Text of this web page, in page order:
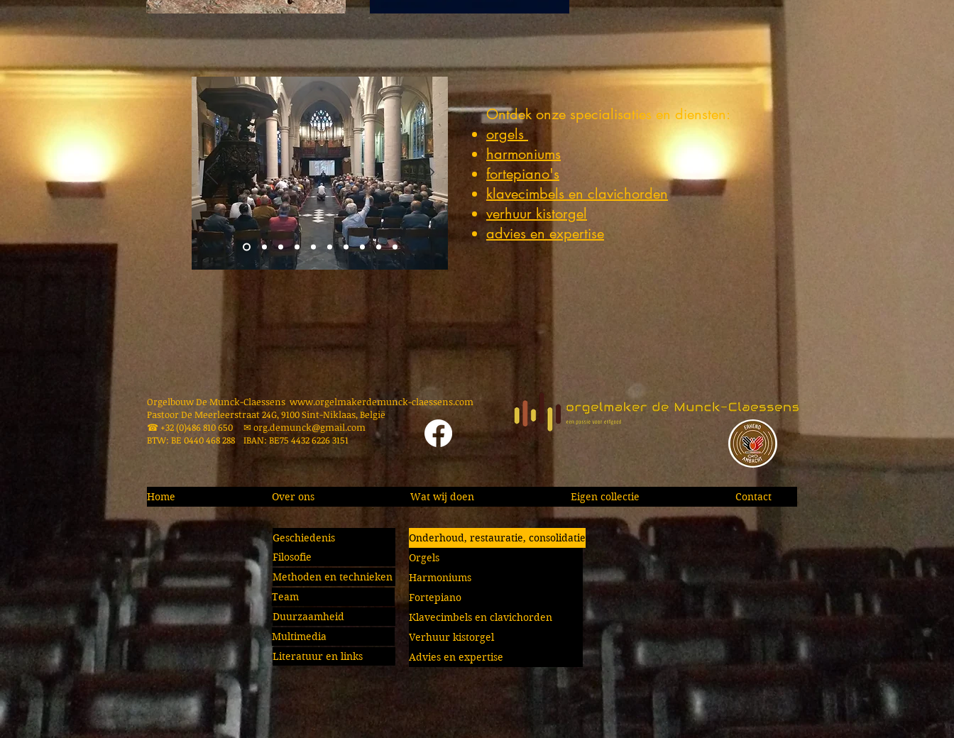
Ontdek onze specialisaties en diensten:
orgels
harmoniums
fortepiano's
klavecimbels en clavichorden
verhuur kistorgel
advies en expertise
Orgelbouw De Munck-Claessens www.orgelmakerdemunck-claessens.com
Pastoor De Meerleerstraat 24G, 9100 Sint-Niklaas, België
☎ +32 (0)486 810 650 ✉ org.demunck@gmail.com
BTW: BE 0440 468 288 IBAN: BE75 4432 6226 3151
Home Over ons Wat wij doen Eigen collectie Contact
Geschiedenis
Filosofie
Methoden en technieken
Team
Duurzaamheid
Multimedia
Literatuur en links
Onderhoud, restauratie, consolidatie
Orgels
Harmoniums
Fortepiano
Klavecimbels en clavichorden
Verhuur kistorgel
Advies en expertise